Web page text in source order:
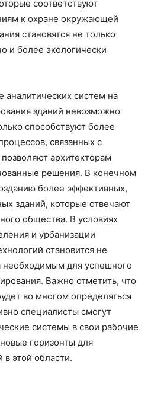
соответствуют
к охране окружающей
становятся не только
и более экологически
аналитических систем на
зданий невозможно
способствуют более
связанных с
архитекторам
решения. В конечном
более эффективных,
зданий, которые отвечают
общества. В условиях
и урбанизации
становится не
для успешного
Важно отметить, что
во многом определяться
специалисты смогут
системы в свои рабочие
горизонты для
этой области.